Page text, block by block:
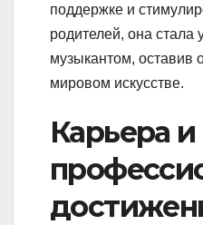
поддержке и
родителей, она стала
музыкантом, оставив
мировом искусстве.
Карьера и